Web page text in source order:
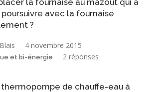
avec la fournaise
?
4 novembre 2015
et bi-énergie 2 réponses
thermopompe de chauffe-eau à